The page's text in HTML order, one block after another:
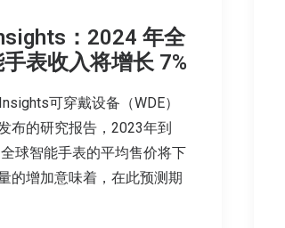
：2024 年全
表收入将增长 7%
可穿戴设备（WDE）
布的研究报告，2023年到
球智能手表的平均售价将下
的增加意味着，在此预测期